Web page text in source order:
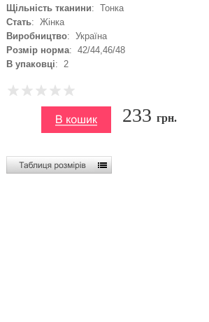
Щільність тканини: Тонка
Стать: Жінка
Виробництво: Україна
Розмір норма: 42/44,46/48
В упаковці: 2
233 грн.